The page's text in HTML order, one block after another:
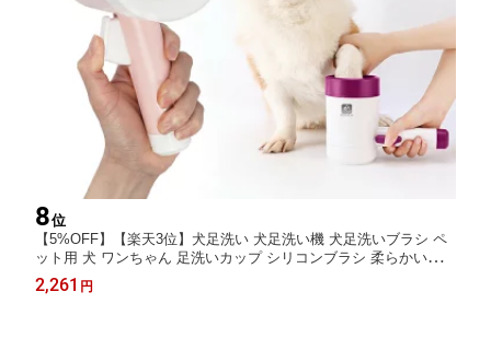
8位
【5%OFF】【楽天3位】犬足洗い 犬足洗い機 犬足洗いブラシ ペ
ット用 犬 ワンちゃん 足洗いカップ シリコンブラシ 柔らかい素材
洗浄 半自動 ハンドル 持ち手 360度回転 汚れを落とす 散歩の後脚
を洗う 操作簡単 分解可能 洗える お手入れ簡単 臭い防止 室内犬
2,261 円